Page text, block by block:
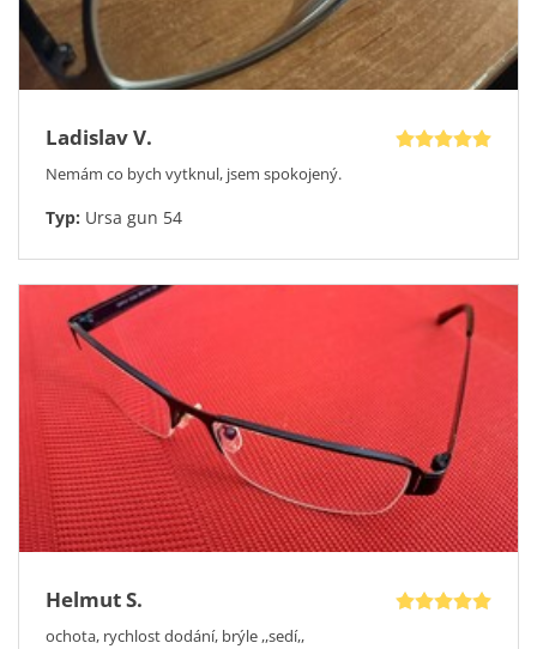
Ladislav V.
Nemám co bych vytknul, jsem spokojený.
Typ: Ursa gun 54
Helmut S.
ochota, rychlost dodání, brýle ,,sedí,,